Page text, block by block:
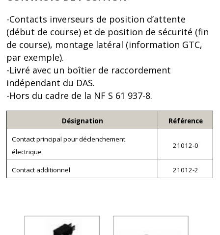
-Contacts inverseurs de position d’attente
(début de course) et de position de sécurité (fin
de course), montage latéral (information GTC,
par exemple).
-Livré avec un boîtier de raccordement
indépendant du DAS.
-Hors du cadre de la NF S 61 937-8.
Désignation Référence
Contact principal pour déclenchement
électrique
21012-0
Contact additionnel 21012-2